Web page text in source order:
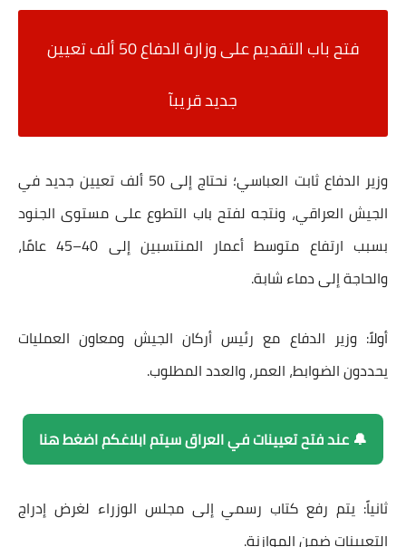
فتح باب التقديم على وزارة الدفاع
50 ألف تعيين
جديد قريبآ
وزير الدفاع ثابت العباسي؛ نحتاج إلى 50 ألف تعيين جديد في
الجيش العراقي، ونتجه لفتح باب التطوع على مستوى الجنود
بسبب ارتفاع متوسط أعمار المنتسبين إلى 40–45 عامًا،
والحاجة إلى دماء شابة.
أولاً: وزير الدفاع مع رئيس أركان الجيش ومعاون العمليات
يحددون الضوابط، العمر، والعدد المطلوب.
🔔 عند فتح تعيينات في العراق سيتم ابلاغكم اضغط هنا
ثانياً: يتم رفع كتاب رسمي إلى مجلس الوزراء لغرض إدراج
التعيينات ضمن الموازنة.